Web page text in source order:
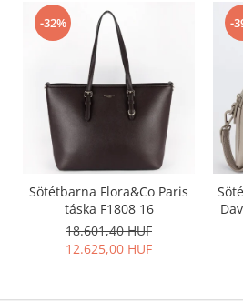
-32%
Sötétbarna Flora&Co Paris
táska F1808 16
18.601,40 HUF
12.625,00 HUF
-